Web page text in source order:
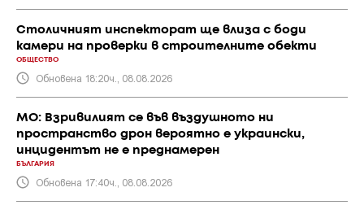
Столичният инспекторат ще влиза с боди
камери на проверки в строителните обекти
ОБЩЕСТВО
Обновена 18:20ч., 08.08.2026
МО: Взривилият се във въздушното ни
пространство дрон вероятно е украински,
инцидентът не е преднамерен
БЪЛГАРИЯ
Обновена 17:40ч., 08.08.2026